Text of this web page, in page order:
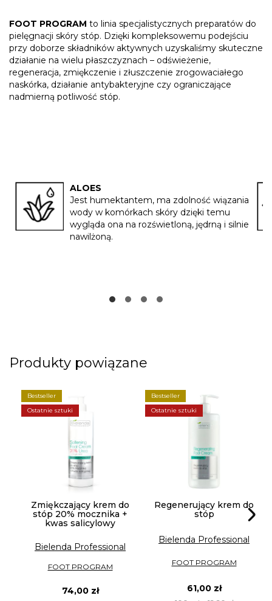
FOOT PROGRAM to linia specjalistycznych preparatów do
pielęgnacji skóry stóp. Dzięki kompleksowemu podejściu
przy doborze składników aktywnych uzyskaliśmy skuteczne
działanie na wielu płaszczyznach – odświeżenie,
regeneracja, zmiękczenie i złuszczenie zrogowaciałego
naskórka, działanie antybakteryjne czy ograniczające
nadmierną potliwość stóp.
ALOES
Jest humektantem, ma zdolność wiązania
wody w komórkach skóry dzięki temu
wygląda ona na rozświetloną, jędrną i silnie
nawilżoną.
Produkty powiązane
Bestseller
Ostatnie sztuki
Zmiękczający krem do
stóp 20% mocznika +
kwas salicylowy
Bielenda Professional
FOOT PROGRAM
74,00 zł
Bestseller
Ostatnie sztuki
Regenerujący krem do
stóp
Bielenda Professional
FOOT PROGRAM
61,00 zł